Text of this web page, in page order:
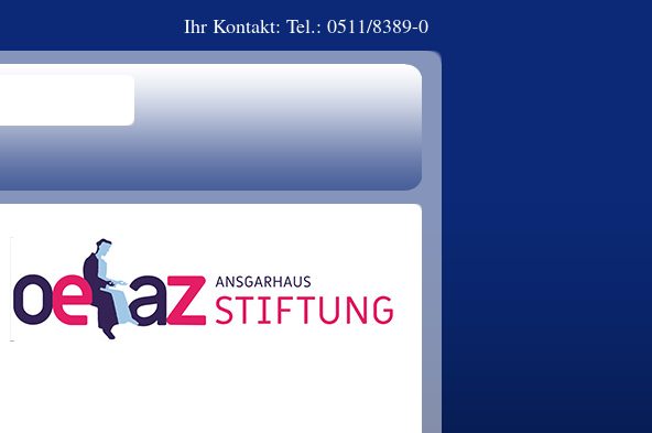
Ihr Kontakt: Tel.: 0511/8389-0